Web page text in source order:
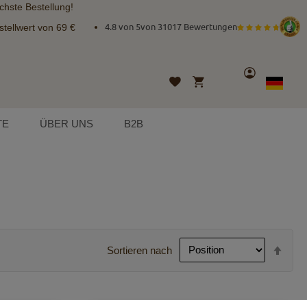
Bestellung!
von 69 € 4.8 von 5von 31017 Bewertungen
Wunschliste
Mein Warenkorb
Konto
Sprache
German
ÜBER UNS B2B
Sortieren nach